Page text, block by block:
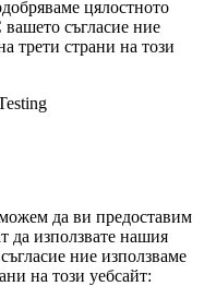
цялостното
съгласие ние
трети страни на този
да ви предоставим
да използвате нашия
ние използваме
на този уебсайт: